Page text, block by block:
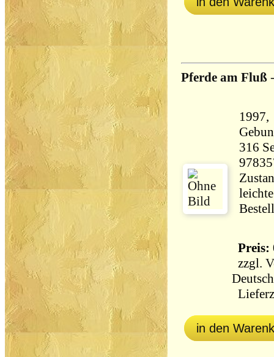
Pferde am Fluß
1997,
316 Seiten
Preis:
zzgl.
in den